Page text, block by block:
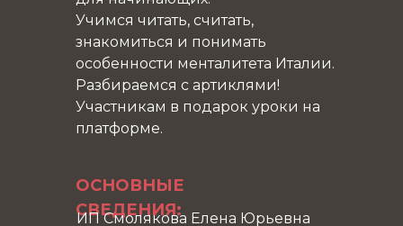
ОСНОВНЫЕ
СВЕДЕНИЯ:
ИП Смолякова Елена Юрьевна
Учимся читать, считать,
знакомиться и понимать
особенности менталитета Италии.
Разбираемся с артиклями!
Участникам в подарок уроки на
платформе.